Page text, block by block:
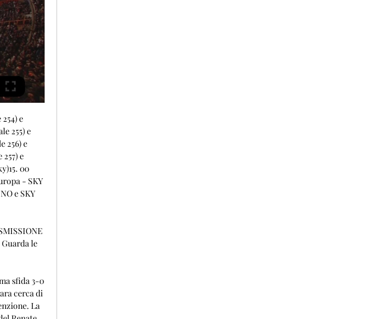
League) - DAZN, SKY SPORT ARENA e SKY SPORT (canale 253)18. 45 LASK-Liverpool (Europa League) - DAZN e SKY SPORT (canale 254)18. 45 Bayer Leverkusen-Hacken (Europa League) - DAZN18. 45 Qarabag-Molde (Europa League) - DAZN18. 45 Panathinaikos-Villarreal (Europa League) - DAZN18. (Flusso) Monza Berretti Torino Primavera streaming 17 1 giorno fa — DIRETTA JUVENTUS FROSINONE PRIMAVERA (RISULTATO FINALE 1-3) Juventus Frosinone Primavera Streaming Lecce Berretti Roma Primavera in d00 River Plate-Atletico Tucuman (Campionato argentino) - ONEFOOTBALL e MOLA02. com a partire dalle ore 10. Probabili formazioni Sampdoria Roma Primavera: le scelte dei t